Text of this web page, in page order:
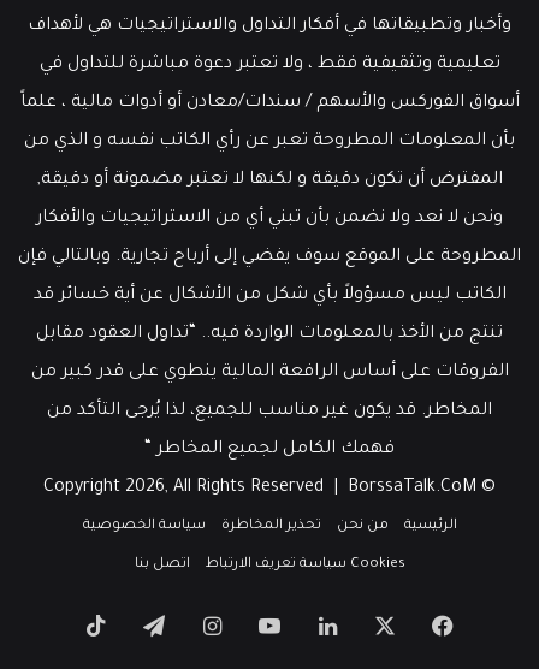
وأخبار وتطبيقاتها في أفكار التداول والاستراتيجيات هي لأهداف
تعليمية وتثقيفية فقط ، ولا تعتبر دعوة مباشرة للتداول في
أسواق الفوركس والأسهم / سندات/معادن أو أدوات مالية ، علماً
بأن المعلومات المطروحة تعبر عن رأي الكاتب نفسه و الذي من
المفترض أن تكون دقيقة و لكنها لا تعتبر مضمونة أو دقيقة,
ونحن لا نعد ولا نضمن بأن تبني أي من الاستراتيجيات والأفكار
المطروحة على الموقع سوف يفضي إلى أرباح تجارية. وبالتالي فإن
الكاتب ليس مسؤولاً بأي شكل من الأشكال عن أية خسائر قد
تنتج من الأخذ بالمعلومات الواردة فيه.. “تداول العقود مقابل
الفروقات على أساس الرافعة المالية ينطوي على قدر كبير من
المخاطر. قد يكون غير مناسب للجميع، لذا يُرجى التأكد من
فهمك الكامل لجميع المخاطر “
© Copyright 2026, All Rights Reserved |
BorssaTalk.CoM
الرئيسية من نحن تحذير المخاطرة سياسة الخصوصية
Cookies سياسة تعريف الارتباط اتصل بنا
فيسبوك لينكدإن ‫YouTubeانستقرامتيلقرام